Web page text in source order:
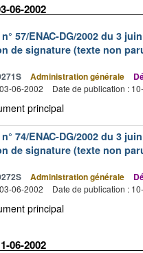
06-2002
57/ENAC-DG/2002 du 3
de signature (texte non
Administration générale
06-2002
Date de publication :
principal
74/ENAC-DG/2002 du 3
de signature (texte non
Administration générale
06-2002
Date de publication :
principal
06-2002